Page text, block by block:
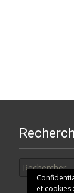
et cookies